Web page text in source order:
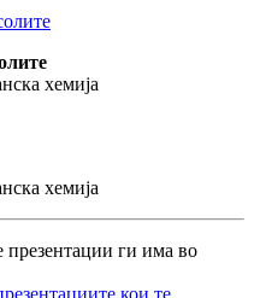
хемија
хемија
презентации ги има во
кои те